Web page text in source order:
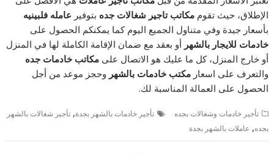
الإطلاق، حيث تقوممكاتب تاجير شغالات جده بتوفير عامله فلبينيه
بأسعار جيدة وفي متناول الجميع اليوم كما يمكنكم الحصول على
خادمات للايجار بالشهرأو بعقد مع ضمان الإقامة الكاملة لها في المنزل
أو خارج المنزل، كل ما عليك هو الاتصال علىمكاتب خادمات جده
والتعرف على اسعارمكتب خادمات بالشهر وحجز موعد من أجل
الحصول على العمالة المناسبة لك.
تأجير خادمات وشغالات بجده تأجير خادمات بالشهر بجدة,تأجير شغالات بالشهر
بجده, عاملات بالشهر بجدة